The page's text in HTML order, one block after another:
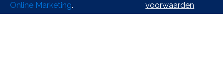
Online Marketing.
voorwaarden